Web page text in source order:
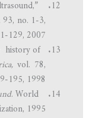
no. 1-3,
129, 2007.
of
vol. 78,
195, 1998.
. World
1995.